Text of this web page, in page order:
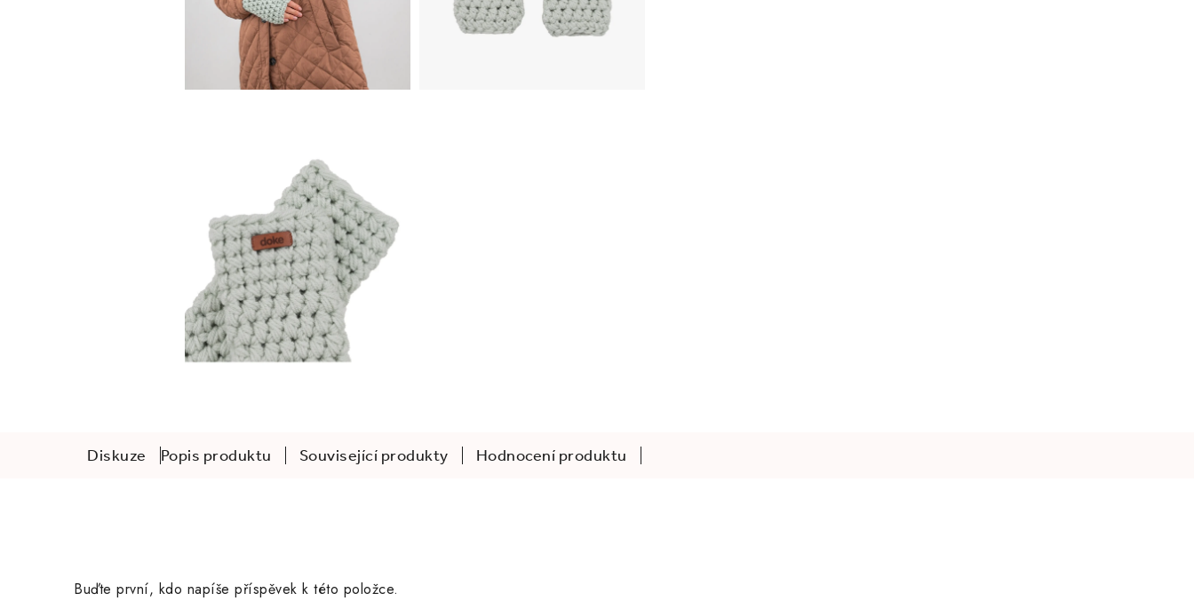
Popis produktu Hodnocení produktu
Diskuze Související produkty
Buďte první, kdo napíše příspěvek k této položce.